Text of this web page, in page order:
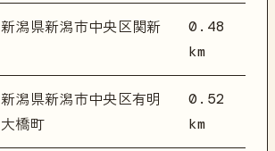
新潟県新潟市中央区関新
0.48
km
新潟県新潟市中央区有明
大橋町
0.52
km